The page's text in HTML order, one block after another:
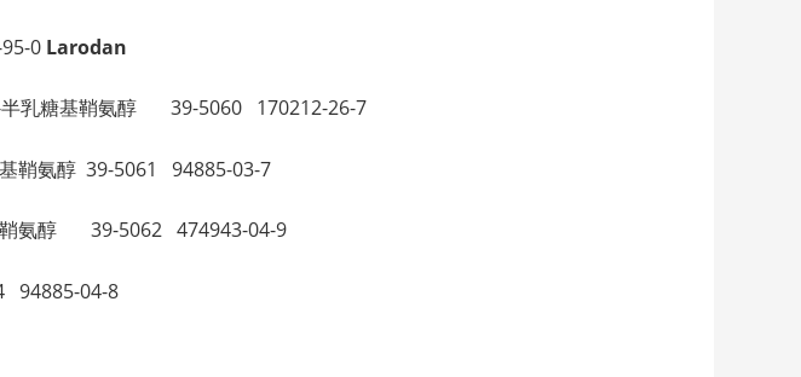
0 Larodan
半乳糖基鞘氨醇 39-5060 170212-26-7
鞘氨醇 39-5061 94885-03-7
鞘氨醇 39-5062 474943-04-9
94885-04-8